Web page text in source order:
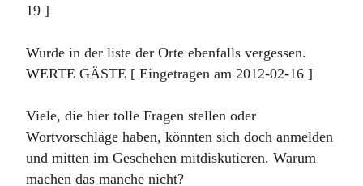
19 ]
Wurde in der liste der Orte ebenfalls vergessen.
WERTE GÄSTE [ Eingetragen am 2012-02-16 ]
Viele, die hier tolle Fragen stellen oder
Wortvorschläge haben, könnten sich doch anmelden
und mitten im Geschehen mitdiskutieren. Warum
machen das manche nicht?